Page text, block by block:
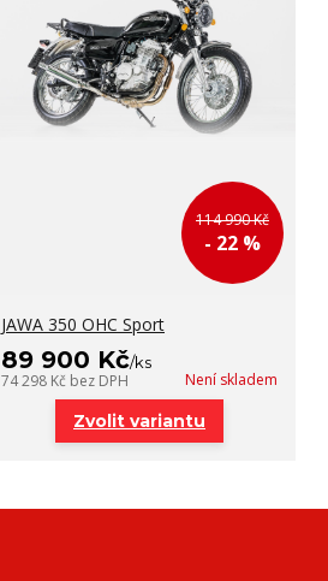
114 990 Kč
- 22 %
JAWA 350 OHC Sport
89 900 Kč/ks
74 298 Kč bez DPH Není skladem
Zvolit variantu